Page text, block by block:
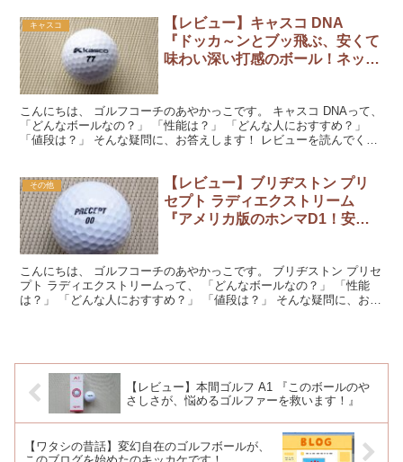
キャスコ
【レビュー】キャスコ DNA
『ドッカ～ンとブッ飛ぶ、安くて
味わい深い打感のボール！ネット
こんにちは、 ゴルフコーチのあやかっこです。 キャスコ DNAって、
「どんなボールなの？」 「性能は？」 「どんな人におすすめ？」
「値段は？」 そんな疑問に、お答えします！ レビューを読んでくだ
その他
【レビュー】ブリヂストン プリ
セプト ラディエクストリーム
『アメリカ版のホンマD1！安く
こんにちは、 ゴルフコーチのあやかっこです。 ブリヂストン プリセ
プト ラディエクストリームって、 「どんなボールなの？」 「性能
は？」 「どんな人におすすめ？」 「値段は？」 そんな疑問に、お答
【レビュー】本間ゴルフ A1 『このボールのや
さしさが、悩めるゴルファーを救います！』
【ワタシの昔話】変幻自在のゴルフボールが、